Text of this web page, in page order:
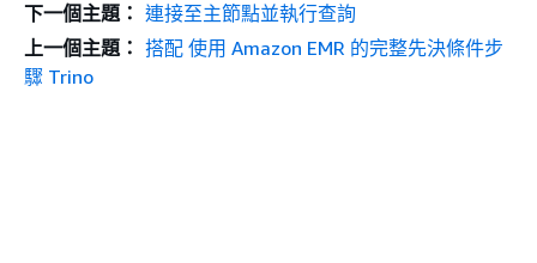
下一個主題： 連接至主節點並執行查詢
上一個主題： 搭配 使用 Amazon EMR 的完整先決條件步
驟 Trino